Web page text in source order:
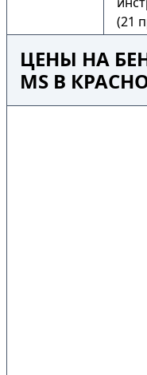
(21
ЦЕНЫ НА
MS В